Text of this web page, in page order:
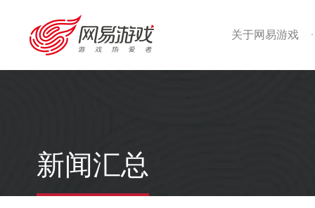
关于网易游戏 ·
新闻汇总